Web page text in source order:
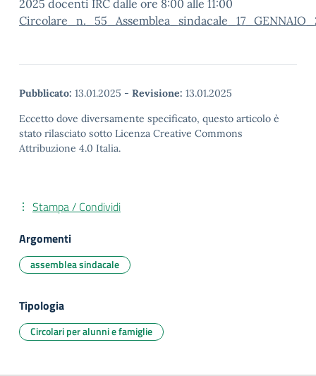
2025 docenti IRC dalle ore 8:00 alle 11:00
Pubblicato: 13.01.2025 - Revisione: 13.01.2025
Eccetto dove diversamente specificato, questo articolo è
stato rilasciato sotto Licenza Creative Commons
Attribuzione 4.0 Italia.
Stampa / Condividi
Argomenti
assemblea sindacale
Tipologia
Circolari per alunni e famiglie